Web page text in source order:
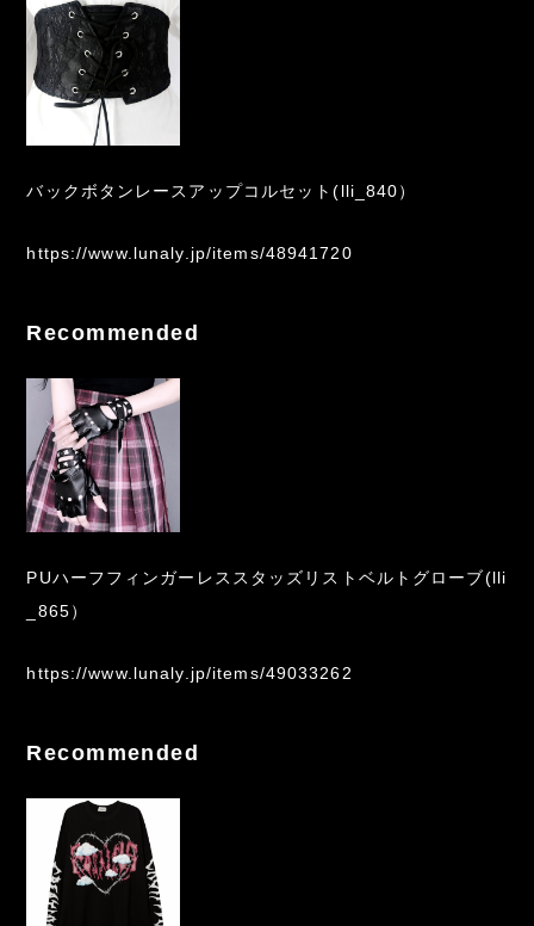
バックボタンレースアップコルセット(lli_840）
https://www.lunaly.jp/items/48941720
Recommended
PUハーフフィンガーレススタッズリストベルトグローブ(lli
_865）
https://www.lunaly.jp/items/49033262
Recommended